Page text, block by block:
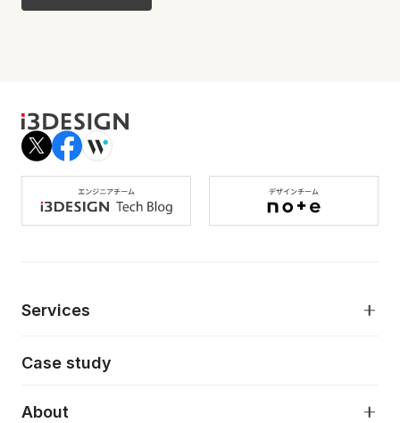
Services
AI駆動開発支援
デジタルプロダクトデザイン
Case study
About